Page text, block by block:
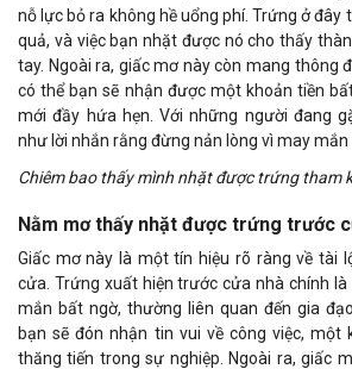
nỗ lực bỏ ra không hề uổng phí. Trứng ở
quả, và việc bạn nhặt được nó cho thấy
tay. Ngoài ra, giấc mơ này còn mang thông
có thể bạn sẽ nhận được một khoản tiền
mới đầy hứa hẹn. Với những người đang
như lời nhắn rằng đừng nản lòng vì may mắn
Chiêm bao thấy mình nhặt được trứng tham
Nằm mơ thấy nhặt được trứng trước
Giấc mơ này là một tín hiệu rõ ràng về tài
cửa. Trứng xuất hiện trước cửa nhà chính
mắn bất ngờ, thường liên quan đến gia
bạn sẽ đón nhận tin vui về công việc, một
thăng tiến trong sự nghiệp. Ngoài ra, giấc